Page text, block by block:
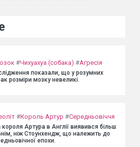
#Чихуахуа (собака) #Агресія
показали, що у розумних
розміри мозку невеликі.
#Король Артур #Середньовіччя
короля Артура в Англії виявився більш
ніж Стоунхендж, що належить до
епохи.